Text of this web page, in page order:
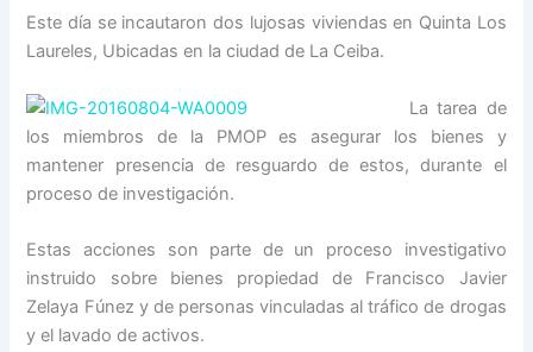
Este día se incautaron dos lujosas viviendas en Quinta Los
Laureles, Ubicadas en la ciudad de La Ceiba.
La tarea de
los miembros de la PMOP es asegurar los bienes y
mantener presencia de resguardo de estos, durante el
proceso de investigación.
Estas acciones son parte de un proceso investigativo
instruido sobre bienes propiedad de Francisco Javier
Zelaya Fúnez y de personas vinculadas al tráfico de drogas
y el lavado de activos.